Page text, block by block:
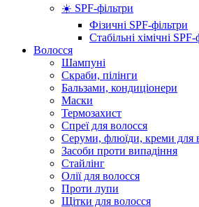
☀️ SPF-фільтри
Фізичні SPF-фільтри
Стабільні хімічні SPF-
Волосся
Шампуні
Скраби, пілінги
Бальзами, кондиціонери
Маски
Термозахист
Спреї для волосся
Серуми, флюїди, креми для
Засоби проти випадіння
Стайлінг
Олії для волосся
Проти лупи
Щітки для волосся